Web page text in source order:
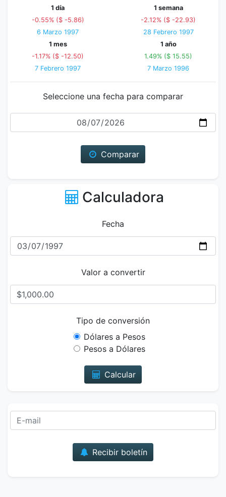
1 día
-0.55% ($ -5.86)
6 Marzo 1997
1 semana
-2.12% ($ -22.93)
28 Febrero 1997
1 mes
-1.17% ($ -12.50)
7 Febrero 1997
1 año
1.49% ($ 15.55)
7 Marzo 1996
Seleccione una fecha para comparar
Fecha
Comparar
Calculadora
Fecha
Valor a convertir
Tipo de conversión
Dólares a Pesos
Pesos a Dólares
Calcular
Recibir boletín